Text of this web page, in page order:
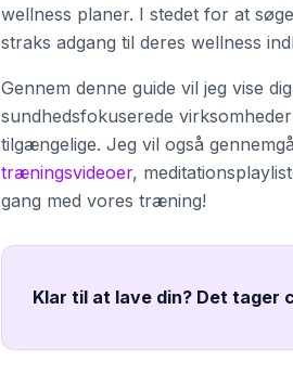
wellness planer. I stedet for at
straks adgang til deres wellness
Gennem denne guide vil jeg vise
sundhedsfokuserede
tilgængelige. Jeg vil også
træningsvideoer,
gang med vores træning!
Klar til at lave din? Det tager